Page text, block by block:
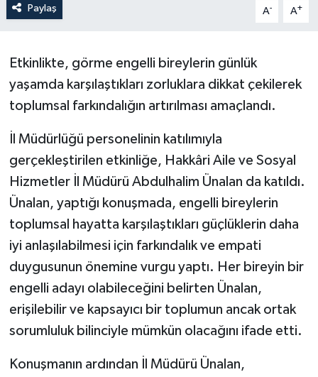
Paylaş A- A+
Etkinlikte, görme engelli bireylerin günlük
yaşamda karşılaştıkları zorluklara dikkat çekilerek
toplumsal farkındalığın artırılması amaçlandı.
İl Müdürlüğü personelinin katılımıyla
gerçekleştirilen etkinliğe, Hakkâri Aile ve Sosyal
Hizmetler İl Müdürü Abdulhalim Ünalan da katıldı.
Ünalan, yaptığı konuşmada, engelli bireylerin
toplumsal hayatta karşılaştıkları güçlüklerin daha
iyi anlaşılabilmesi için farkındalık ve empati
duygusunun önemine vurgu yaptı. Her bireyin bir
engelli adayı olabileceğini belirten Ünalan,
erişilebilir ve kapsayıcı bir toplumun ancak ortak
sorumluluk bilinciyle mümkün olacağını ifade etti.
Konuşmanın ardından İl Müdürü Ünalan,